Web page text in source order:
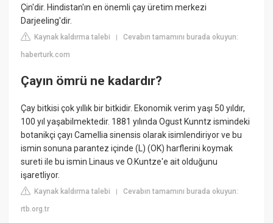
Çin'dir. Hindistan'ın en önemli çay üretim merkezi
Darjeeling'dir.
Kaynak kaldırma talebi |Cevabın tamamını burada okuyun:
haberturk.com
Çayın ömrü ne kadardır?
Çay bitkisi çok yıllık bir bitkidir. Ekonomik verim yaşı 50 yıldır,
100 yıl yaşabilmektedir. 1881 yılında Ogust Kunntz ismindeki
botanikçi çayı Camellia sinensis olarak isimlendiriyor ve bu
ismin sonuna parantez içinde (L) (OK) harflerini koymak
sureti ile bu ismin Linaus ve O.Kuntze'e ait olduğunu
işaretliyor.
Kaynak kaldırma talebi |Cevabın tamamını burada okuyun:
rtb.org.tr